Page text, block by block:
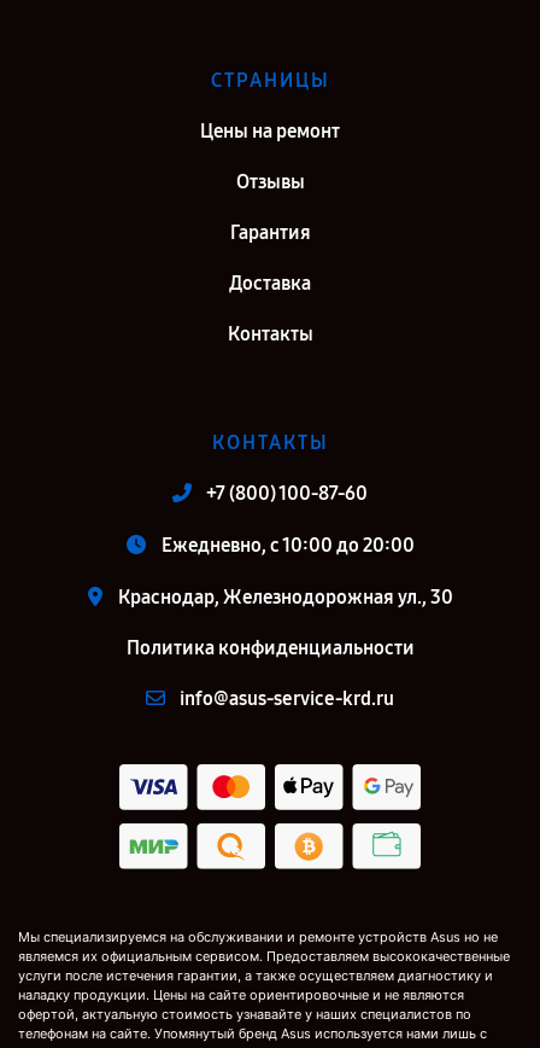
СТРАНИЦЫ
Цены на ремонт
Отзывы
Гарантия
Доставка
Контакты
КОНТАКТЫ
+7 (800) 100-87-60
Ежедневно, с 10:00 до 20:00
Краснодар, Железнодорожная ул., 30
Политика конфиденциальности
info@asus-service-krd.ru
Мы специализируемся на обслуживании и ремонте устройств Asus но не
являемся их официальным сервисом. Предоставляем высококачественные
услуги после истечения гарантии, а также осуществляем диагностику и
наладку продукции. Цены на сайте ориентировочные и не являются
офертой, актуальную стоимость узнавайте у наших специалистов по
телефонам на сайте. Упомянутый бренд Asus используется нами лишь с